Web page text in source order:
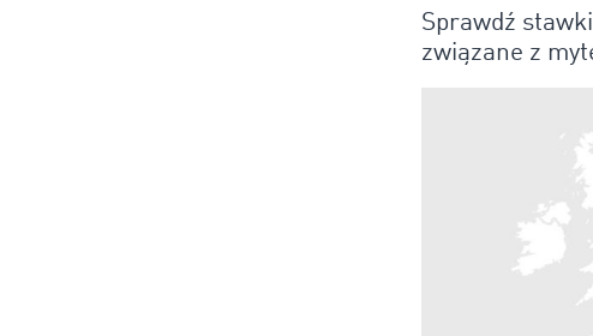
Sprawdź
związane z